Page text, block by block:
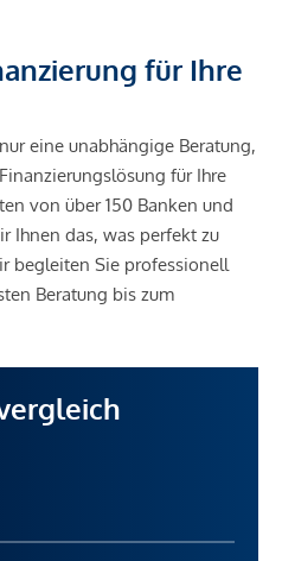
für Ihre
eine unabhängige Beratung,
für Ihre
von über 150 Banken und
Ihnen das, was perfekt zu
begleiten Sie professionell
Beratung bis zum